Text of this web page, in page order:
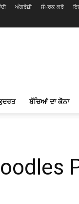
ਅੰਗਰੇਜ਼ੀ ਸੰਪਰਕ ਕਰੋ
ਬੱਚਿਆਂ ਦਾ ਕੋਨਾ